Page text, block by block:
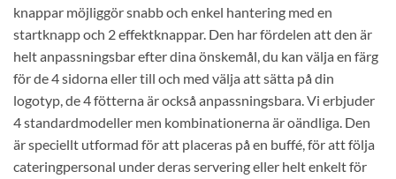
knappar möjliggör snabb och enkel hantering med en
startknapp och 2 effektknappar. Den har fördelen att den är
helt anpassningsbar efter dina önskemål, du kan välja en färg
för de 4 sidorna eller till och med välja att sätta på din
logotyp, de 4 fötterna är också anpassningsbara. Vi erbjuder
4 standardmodeller men kombinationerna är oändliga. Den
är speciellt utformad för att placeras på en buffé, för att följa
cateringpersonal under deras servering eller helt enkelt för